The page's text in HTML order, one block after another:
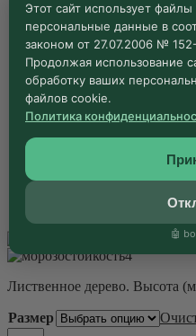
Количество
товара
Клен
остролистный
"Эмеральд
Квин"
Acer
"Emerald
В корзину
Клен остролистный
"Emerald Queen" – 20-25,
138 000₽
8 в наличии
Количество
Клен
"Эмеральд
Acer
"Emerald
4
Лиственное дерево. Высота
Размер
Этот сайт использует
персональные данные в
законом от 27.07.2006 №
Продолжая использование
обработку ваших
файлов cookie.
Политика
🤖